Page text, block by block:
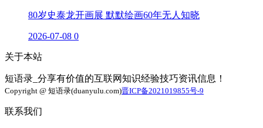
80岁史泰龙开画展 默默绘画60年无人知晓
2026-07-08 0
关于本站
短语录_分享有价值的互联网知识经验技巧资讯信息！
Copyright @ 短语录(duanyulu.com)晋ICP备2021019855号-9
联系我们